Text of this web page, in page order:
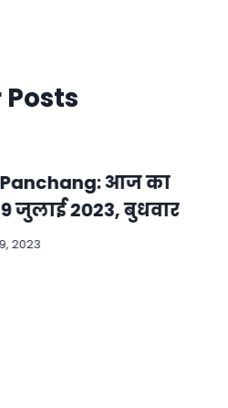
आज का
जुलाई 2023, बुधवार
2023